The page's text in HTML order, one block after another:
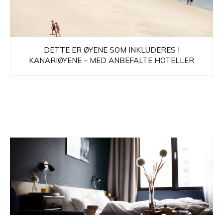
DETTE ER ØYENE SOM INKLUDERES I
KANARIØYENE – MED ANBEFALTE HOTELLER